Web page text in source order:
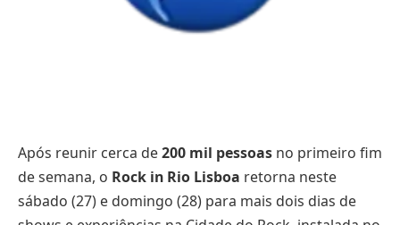
Após reunir cerca de200 mil pessoas no primeiro fim
de semana, o Rock in Rio Lisboa retorna neste
sábado (27) e domingo (28) para mais dois dias de